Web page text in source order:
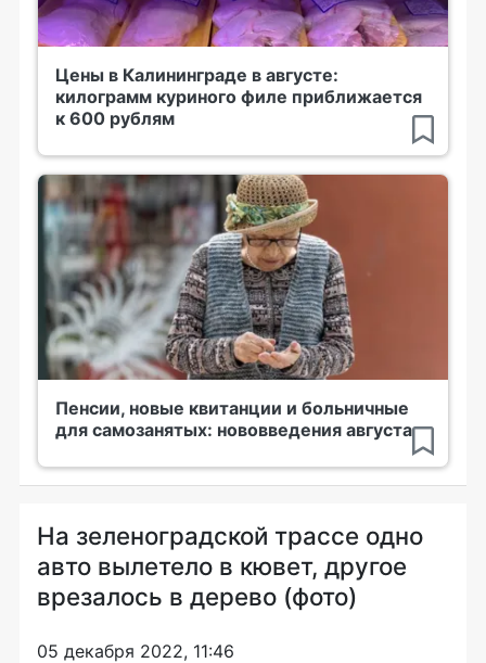
Цены в Калининграде в августе:
килограмм куриного филе приближается
к 600 рублям
Пенсии, новые квитанции и больничные
для самозанятых: нововведения августа
На зеленоградской трассе одно
авто вылетело в кювет, другое
врезалось в дерево (фото)
05 декабря 2022, 11:46